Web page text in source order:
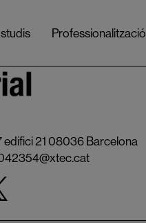
Professionalització
edifici 21 08036 Barcelona